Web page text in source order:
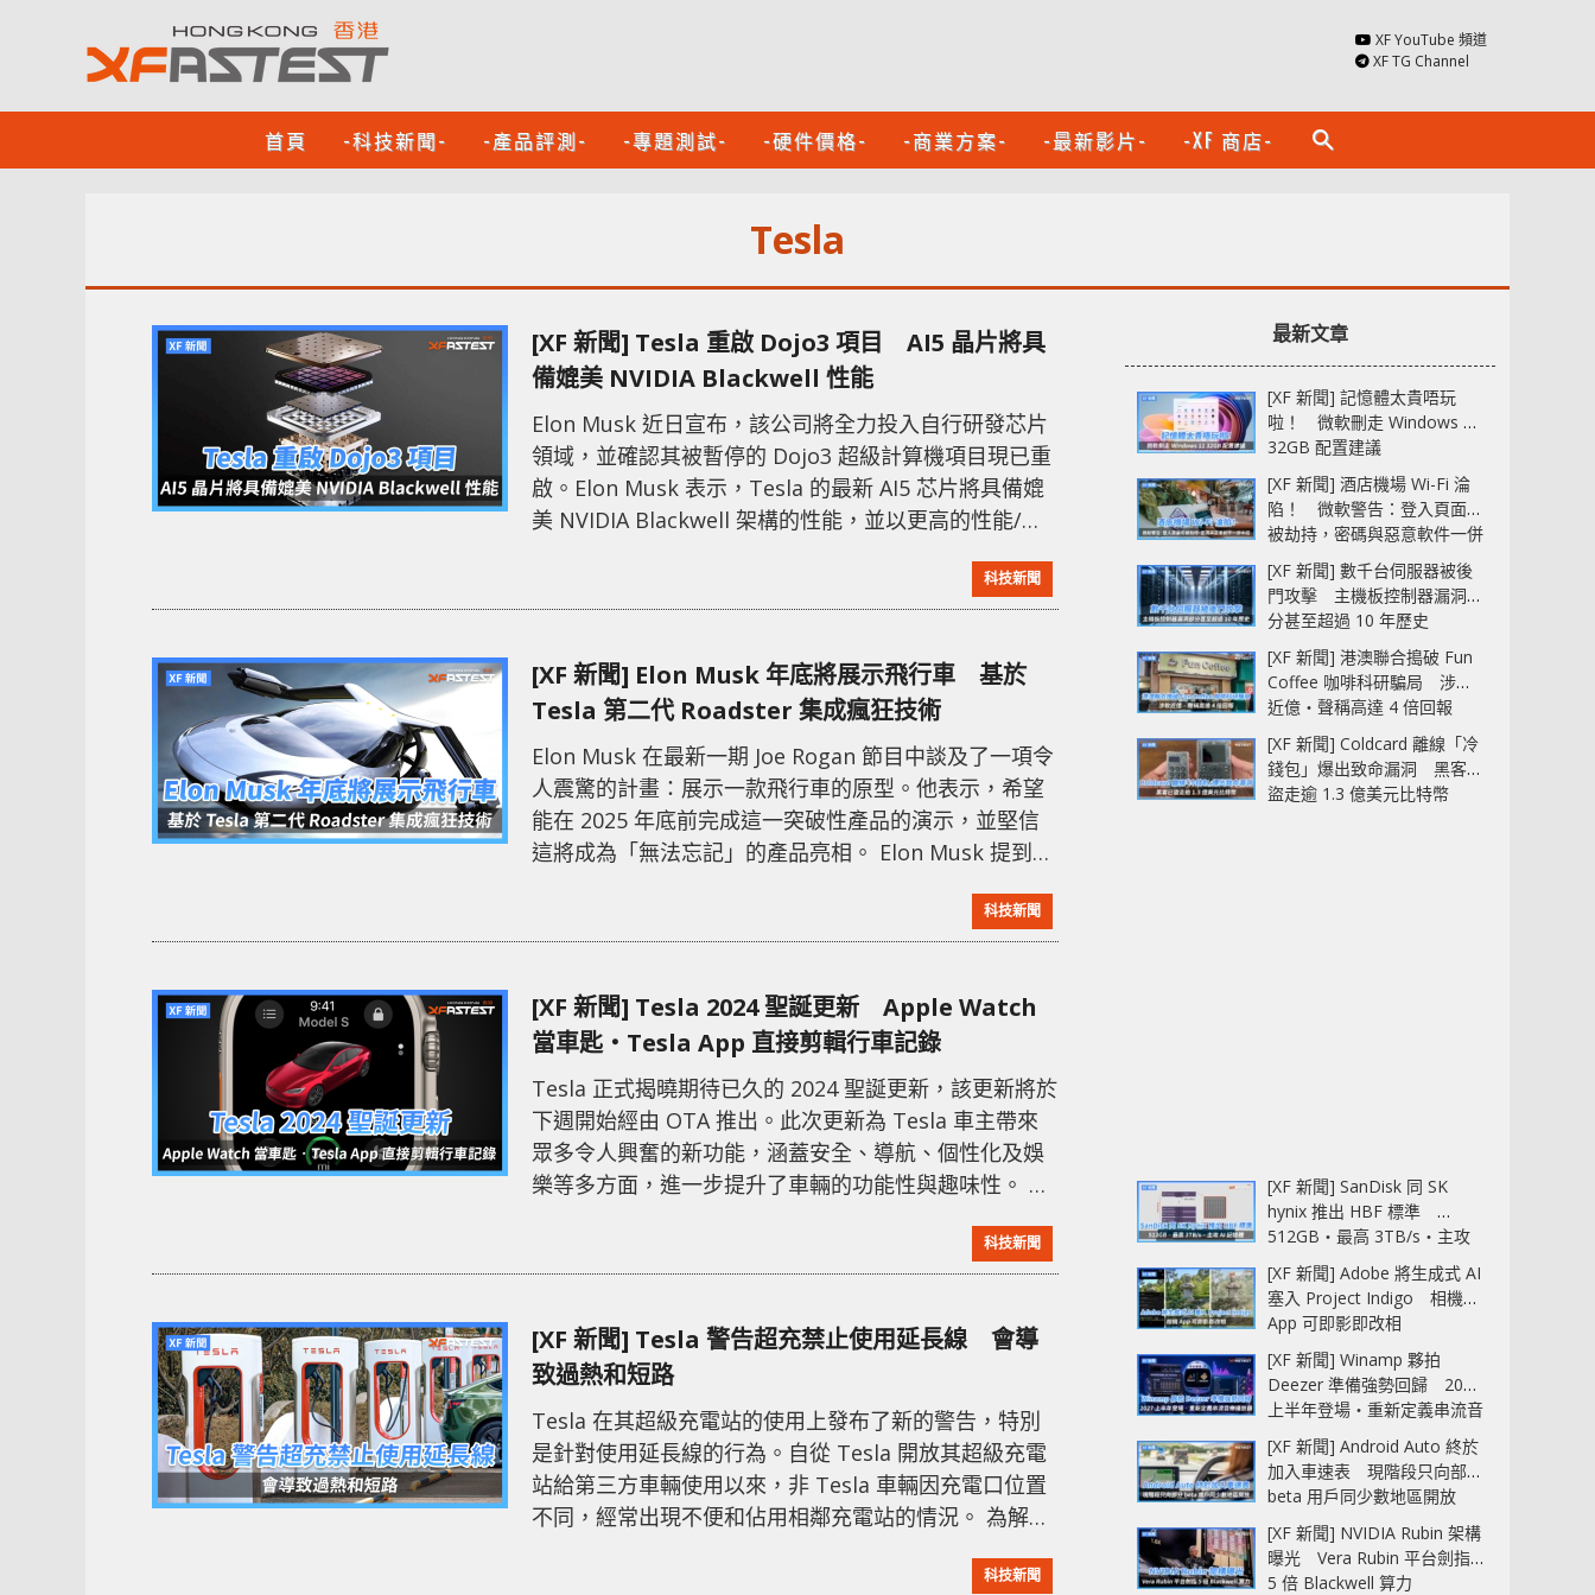
XF YouTube 頻道
XF TG Channel
首頁 -科技新聞- -產品評測- -專題測試- -硬件價格- -商業方案- -最新影片- -XF 商店- search
Tesla
[XF 新聞] Tesla 重啟 Dojo3 項目 AI5 晶片將具
備媲美 NVIDIA Blackwell 性能
Elon Musk 近日宣布，該公司將全力投入自行研發芯片
領域，並確認其被暫停的 Dojo3 超級計算機項目現已重
啟。Elon Musk 表示，Tesla 的最新 AI5 芯片將具備媲
美 NVIDIA Blackwell 架構的性能，並以更高的性能/成
等供應商的硬件，曾一度中止 Dojo 超級計算機項目。
如今，隨著 AI5 芯片設計穩步推進，Tesla 計劃在其汽
根據
科技新聞
[XF 新聞] Elon Musk 年底將展示飛行車 基於
Tesla 第二代 Roadster 集成瘋狂技術
Elon Musk 在最新一期 Joe Rogan 節目中談及了一項令
人震驚的計畫：展示一款飛行車的原型。他表示，希望
能在 2025 年底前完成這一突破性產品的演示，並堅信
這將成為「無法忘記」的產品亮相。 Elon Musk 提到這
了更加瘋狂的技術。他形容：「如果將所有 James
Bond 的車合併在一起，也比不上這款車的瘋狂程
垂直起降（VTOL）載具，能在空中航行，但未必能
科技新聞
[XF 新聞] Tesla 2024 聖誕更新 Apple Watch
當車匙‧Tesla App 直接剪輯行車記錄
Tesla 正式揭曉期待已久的 2024 聖誕更新，該更新將於
下週開始經由 OTA 推出。此次更新為 Tesla 車主帶來
眾多令人興奮的新功能，涵蓋安全、導航、個性化及娛
樂等多方面，進一步提升了車輛的功能性與趣味性。 主
用 Apple Watch 作為手機車匙，檢查電池電量，開啟前
車廂，並控制車內溫度。 行車記錄儲存與分享：可直接
影片，方便編輯與分享。
科技新聞
[XF 新聞] Tesla 警告超充禁止使用延長線 會導
致過熱和短路
Tesla 在其超級充電站的使用上發布了新的警告，特別
是針對使用延長線的行為。自從 Tesla 開放其超級充電
站給第三方車輛使用以來，非 Tesla 車輛因充電口位置
不同，經常出現不便和佔用相鄰充電站的情況。 為解決
站，但大多數仍是問題較多的 V3 型。一些用戶嘗試使
科技新聞
最新文章
[XF 新聞] 記憶體太貴唔玩
啦！ 微軟刪走 Windows 11
32GB 配置建議
[XF 新聞] 酒店機場 Wi-Fi 淪
陷！ 微軟警告：登入頁面可
被劫持，密碼與惡意軟件一併
中招
[XF 新聞] 數千台伺服器被後
門攻擊 主機板控制器漏洞部
分甚至超過 10 年歷史
[XF 新聞] 港澳聯合搗破 Fun
Coffee 咖啡科研騙局 涉款
近億‧聲稱高達 4 倍回報
[XF 新聞] Coldcard 離線「冷
錢包」爆出致命漏洞 黑客已
盜走逾 1.3 億美元比特幣
[XF 新聞] SanDisk 同 SK
hynix 推出 HBF 標準
512GB‧最高 3TB/s‧主攻
AI 記憶體
[XF 新聞] Adobe 將生成式 AI
塞入 Project Indigo 相機
App 可即影即改相
[XF 新聞] Winamp 夥拍
Deezer 準備強勢回歸 2027
上半年登場‧重新定義串流音
樂播放器
[XF 新聞] Android Auto 終於
加入車速表 現階段只向部分
beta 用戶同少數地區開放
[XF 新聞] NVIDIA Rubin 架構
曝光 Vera Rubin 平台劍指
5 倍 Blackwell 算力